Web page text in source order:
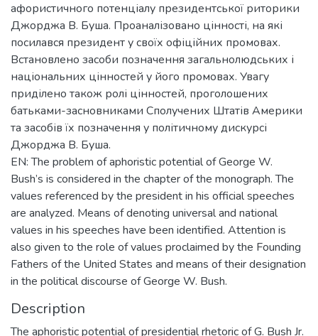
афористичного потенціалу президентської риторики
Джорджа В. Буша. Проаналізовано цінності, на які
посилався президент у своїх офіційних промовах.
Встановлено засоби позначення загальнолюдських і
національних цінностей у його промовах. Увагу
приділено також ролі цінностей, проголошених
батьками-засновниками Сполучених Штатів Америки
та засобів їх позначення у політичному дискурсі
Джорджа В. Буша.
EN: The problem of aphoristic potential of George W.
Bush’s is considered in the chapter of the monograph. The
values referenced by the president in his official speeches
are analyzed. Means of denoting universal and national
values in his speeches have been identified. Attention is
also given to the role of values proclaimed by the Founding
Fathers of the United States and means of their designation
in the political discourse of George W. Bush.
Description
The aphoristic potential of presidential rhetoric of G. Bush Jr.